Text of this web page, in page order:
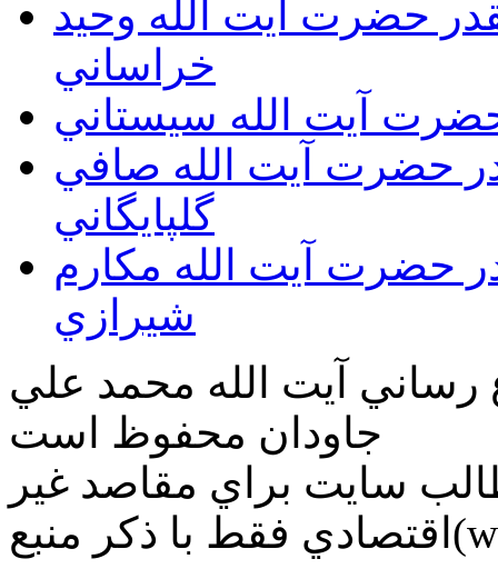
حضرت آيت الله وحيد
خراساني
حضرت آيت الله سيستاني
حضرت آيت الله صافي
گلپايگاني
حضرت آيت الله مكارم
شيرازي
رساني آیت الله محمد علي
جاودان محفوظ است
سايت براي مقاصد غير